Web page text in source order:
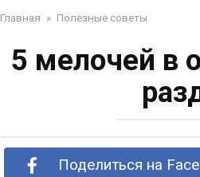
Главная » Полезные советы
5 мелочей в
Поделиться на